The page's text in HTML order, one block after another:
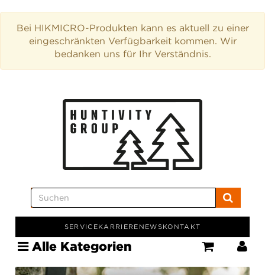
Bei HIKMICRO-Produkten kann es aktuell zu einer
eingeschränkten Verfügbarkeit kommen. Wir
bedanken uns für Ihr Verständnis.
SERVICEKARRIERE NEWSKONTAKT
Alle Kategorien